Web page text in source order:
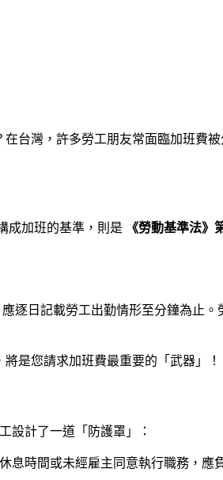
台灣，許多勞工朋友常面臨加班費
成加班的基準，則是 《勞動基準法》
應逐日記載勞工出勤情形至分鐘為止。
是您請求加班費最重要的「武器」！
設計了一道「防護罩」：
息時間或未經雇主同意執行職務，應